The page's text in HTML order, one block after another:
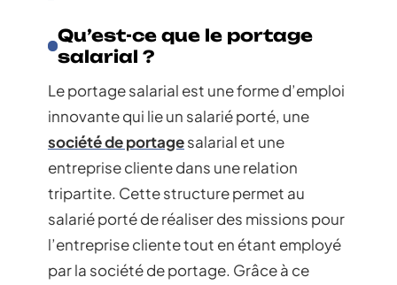
Qu’est-ce que le portage
salarial ?
Le portage salarial est une forme d’emploi
innovante qui lie un salarié porté, une
société de portagesalarial et une
entreprise cliente dans une relation
tripartite. Cette structure permet au
salarié porté de réaliser des missions pour
l’entreprise cliente tout en étant employé
par la société de portage. Grâce à ce